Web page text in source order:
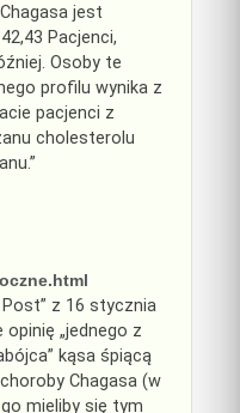
jest
Pacjenci,
Osoby te
profilu wynika z
pacjenci z
cholesterolu
Post” z 16 stycznia
opinię „jednego z
kąsa śpiącą
Chagasa (w
mieliby się tym